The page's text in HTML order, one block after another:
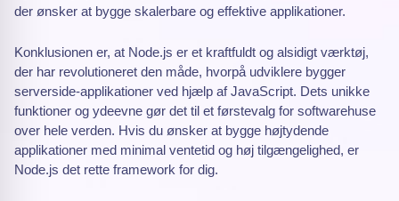
der ønsker at bygge skalerbare og effektive applikationer.
Konklusionen er, at Node.js er et kraftfuldt og alsidigt værktøj,
der har revolutioneret den måde, hvorpå udviklere bygger
serverside-applikationer ved hjælp af JavaScript. Dets unikke
funktioner og ydeevne gør det til et førstevalg for softwarehuse
over hele verden. Hvis du ønsker at bygge højtydende
applikationer med minimal ventetid og høj tilgængelighed, er
Node.js det rette framework for dig.